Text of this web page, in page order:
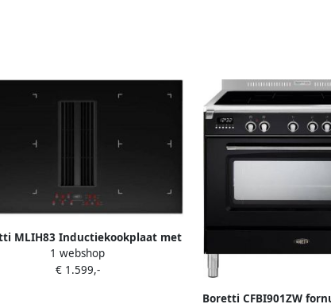
MLIH83 Inductiekookplaat met
Afzuiging 83 cm
1 webshop
€ 1.599,-
Boretti CFBI901ZW